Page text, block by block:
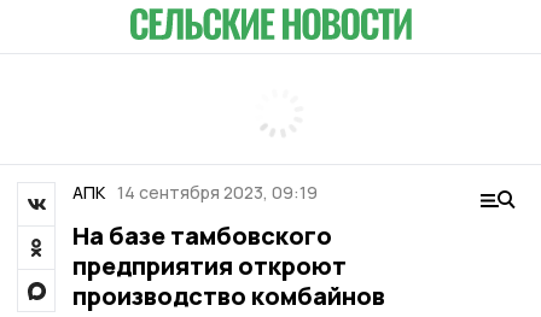
АПК 14 сентября 2023, 09:19
На базе тамбовского
предприятия откроют
производство комбайнов